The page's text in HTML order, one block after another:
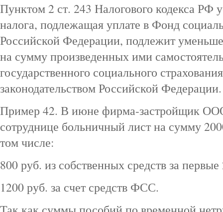
Пунктом 2 ст. 243 Налогового кодекса РФ
налога, подлежащая уплате в Фонд
Российской Федерации, подлежит
на сумму произведенных ими
государственного социального
законодательством Российской Федерации.
Пример 42. В июне фирма-застройщик
сотруднице больничный лист на сумму
том числе:
800 руб. из собственных средств за
1200 руб. за счет средств ФСС.